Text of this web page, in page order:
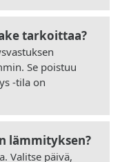
tarkoittaa?
Se poistuu
-tila on
lämmityksen?
Valitse päivä,